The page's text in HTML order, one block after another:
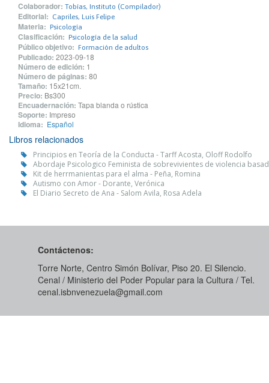
Colaborador: Tobías, Instituto (Compilador)
Editorial: Capriles, Luis Felipe
Materia: Psicología
Clasificación: Psicología de la salud
Público objetivo: Formación de adultos
Publicado: 2023-09-18
Número de edición: 1
Número de páginas: 80
Tamaño: 15x21cm.
Precio: Bs300
Encuadernación: Tapa blanda o rústica
Soporte: Impreso
Idioma: Español
Libros relacionados
Principios en Teoría de la Conducta - Tarff Acosta, Oloff Rodolfo
Abordaje Psicologico Feminista de sobrevivientes de violencia
Kit de herrmanientas para el alma - Peña, Romina
Autismo con Amor - Dorante, Verónica
El Diario Secreto de Ana - Salom Avila, Rosa Adela
Contáctenos:
Torre Norte, Centro Simón Bolívar, Piso 20. El Silencio.
Cenal / Ministerio del Poder Popular para la Cultura / Tel.
cenal.isbnvenezuela@gmail.com